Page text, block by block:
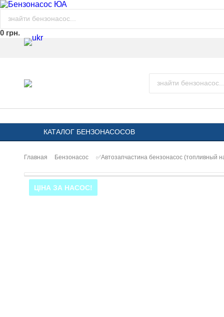
0 грн.
КАТАЛОГ БЕНЗОНАСОСОВ
Главная Бензонасос ✅Автозапчастина бензонасос (топливный
ЦІНА ЗА НАСОС!